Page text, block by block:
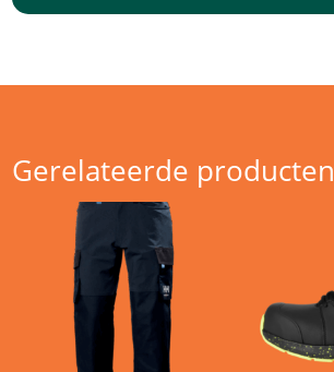
Gerelateerde producten